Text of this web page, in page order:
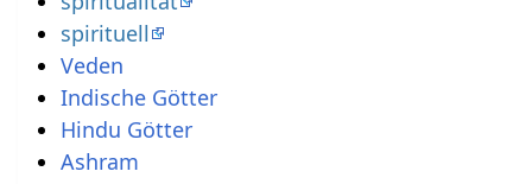
spirituell
Veden
Indische Götter
Hindu Götter
Ashram